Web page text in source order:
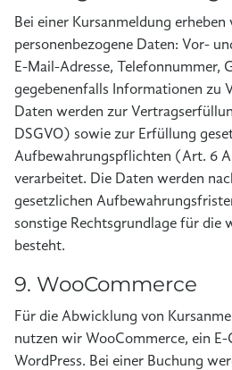
Bei einer Kursanmeldung
personenbezogene Daten: Vor-
E-Mail-Adresse, Telefonnummer,
gegebenenfalls Informationen zu
Daten werden zur
DSGVO) sowie zur Erfüllung
Aufbewahrungspflichten (Art. 6
verarbeitet. Die Daten werden
gesetzlichen
sonstige Rechtsgrundlage für die
besteht.
9. WooCommerce
Für die Abwicklung von
nutzen wir WooCommerce, ein
WordPress. Bei einer Buchung